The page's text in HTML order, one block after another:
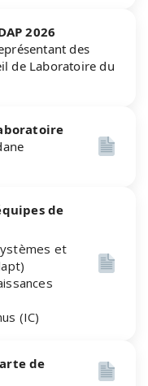
2026
des
de Laboratoire du
de
et
(IC)
de